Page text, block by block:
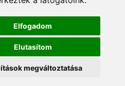
Elfogadom
Elutasítom
megváltoztatása